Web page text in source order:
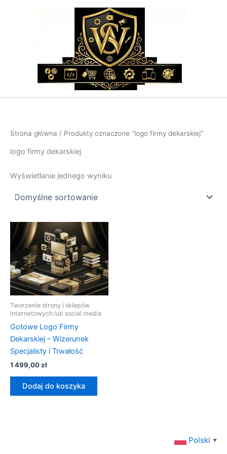
Strona główna / Produkty oznaczone “logo firmy dekarskiej”
logo firmy dekarskiej
Wyświetlanie jednego wyniku
Tworzenie strony i sklepów
internetowych lub social media
Gotowe Logo Firmy
Dekarskiej – Wizerunek
Specjalisty i Trwałość
1 499,00zł
Dodaj do koszyka
Polski ▼